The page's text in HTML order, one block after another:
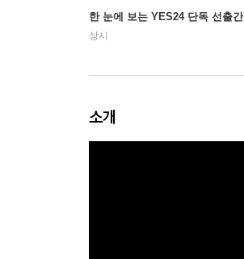
한 눈에 보는 YES24 단독 선출간
상시
소개